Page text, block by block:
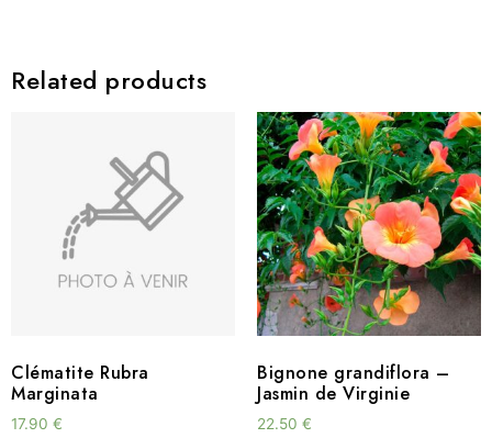
Related products
Clématite Rubra
Marginata
17.90 €
Bignone grandiflora –
Jasmin de Virginie
22.50 €